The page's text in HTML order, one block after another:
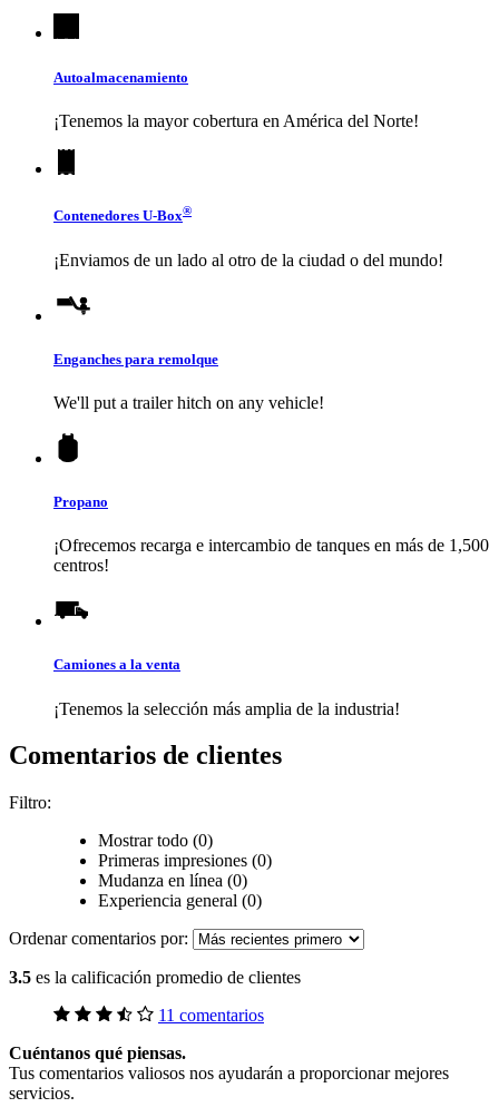
Autoalmacenamiento
¡Tenemos la mayor cobertura en América del Norte!
Contenedores U-Box®
¡Enviamos de un lado al otro de la ciudad o del mundo!
Enganches para remolque
We'll put a trailer hitch on any vehicle!
Propano
¡Ofrecemos recarga e intercambio de tanques en más de 1,500
centros!
Camiones a la venta
¡Tenemos la selección más amplia de la industria!
Comentarios de clientes
Filtro:
Mostrar todo (0)
Primeras impresiones (0)
Mudanza en línea (0)
Experiencia general (0)
Ordenar comentarios por:
3.5 es la calificación promedio de clientes
11 comentarios
Cuéntanos qué piensas.
Tus comentarios valiosos nos ayudarán a proporcionar mejores
servicios.